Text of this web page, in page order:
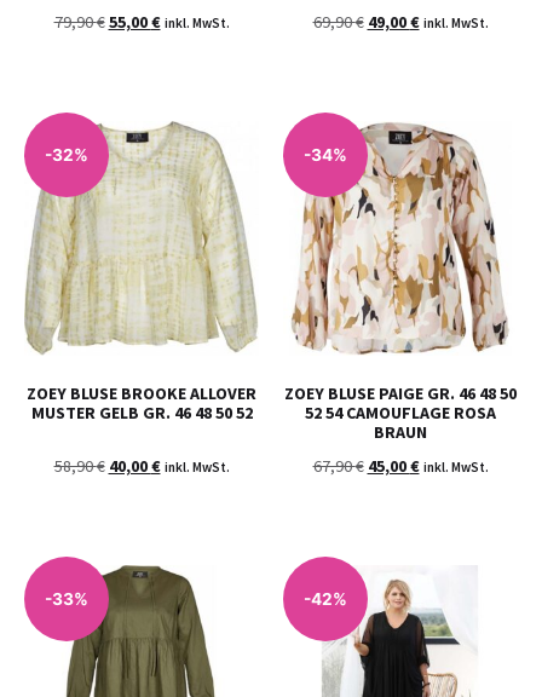
79,90€55,00€ inkl. MwSt.
69,90€ 49,00€ inkl. MwSt.
-32%
ZOEY BLUSE BROOKE ALLOVER
MUSTER GELB GR. 46 48 50 52
58,90€ 40,00€ inkl. MwSt.
-34%
ZOEY BLUSE PAIGE GR. 46 48 50
52 54 CAMOUFLAGE ROSA
BRAUN
67,90€ 45,00€ inkl. MwSt.
-33% -42%